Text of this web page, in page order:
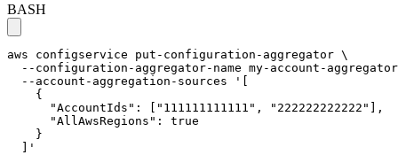
BASH
aws configservice put-configuration-aggregator \
--configuration-aggregator-name my-account-
  --account-aggregation-sources '[
    {
      "AccountIds": ["111111111111", "222222222222"],
      "AllAwsRegions": true
    }
  ]'